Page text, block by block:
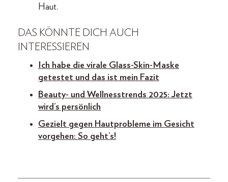
Haut.
DAS KÖNNTE DICH AUCH
INTERESSIEREN
Ich habe die virale Glass-Skin-Maske
getestet und das ist mein Fazit
Beauty- und Wellnesstrends 2025: Jetzt
wird’s persönlich
Gezielt gegen Hautprobleme im Gesicht
vorgehen: So geht’s!